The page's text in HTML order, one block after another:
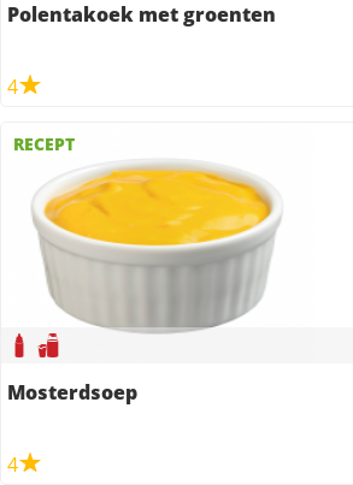
Polentakoek met groenten
4
RECEPT
Mosterdsoep
4